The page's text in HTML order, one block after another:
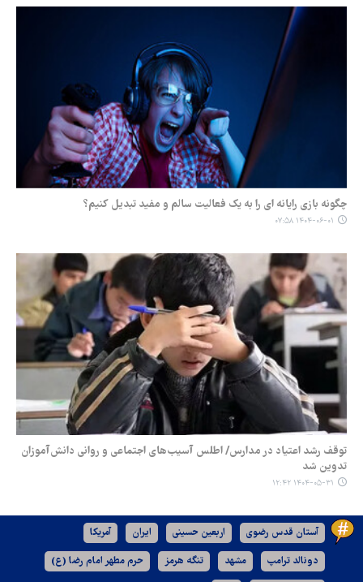
چگونه بازی رایانه ای را به یک فعالیت سالم و مفید تبدیل کنیم؟
۱۴۰۴-۰۶-۰۱ ۰۷:۵۸
توقف رشد اعتیاد در مدارس/ اطلس آسیب‌های اجتماعی و روانی دانش‌آموزان
تدوین شد
۱۴۰۴-۰۵-۳۱ ۱۲:۴۲
آستان قدس رضوی اربعین حسینی ایران آمریکا
دونالد ترامپ مشهد تنگه هرمز حرم مطهر امام رضا (ع)